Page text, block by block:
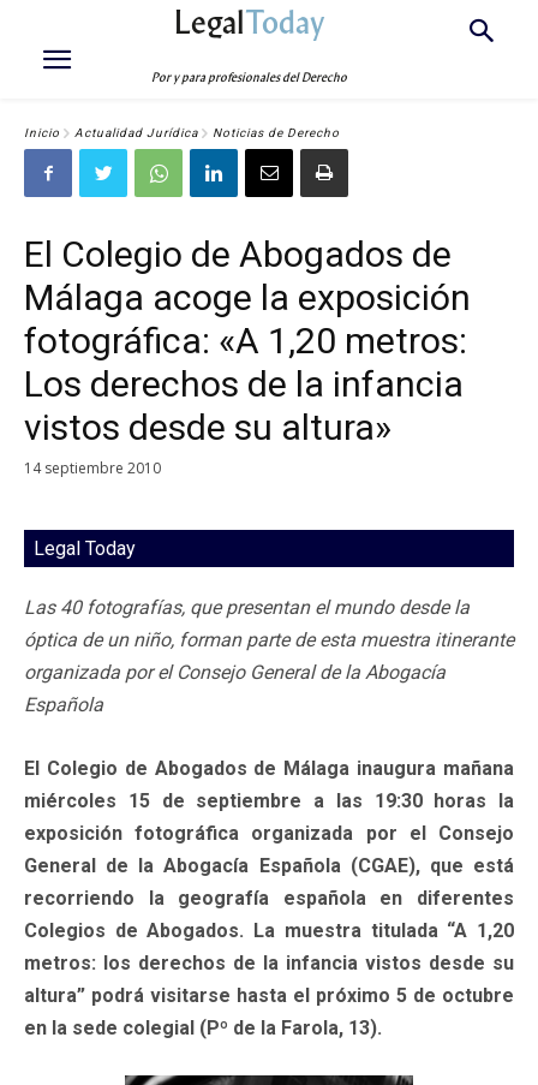
LegalToday
Por y para profesionales del Derecho
Inicio Actualidad Jurídica Noticias de Derecho
El Colegio de Abogados de
Málaga acoge la exposición
fotográfica: «A 1,20 metros:
Los derechos de la infancia
vistos desde su altura»
14 septiembre 2010
Legal Today
Las 40 fotografías, que presentan el mundo desde la
óptica de un niño, forman parte de esta muestra itinerante
organizada por el Consejo General de la Abogacía
Española
El Colegio de Abogados de Málaga inaugura mañana
miércoles 15 de septiembre a las 19:30 horas la
exposición fotográfica organizada por el Consejo
General de la Abogacía Española (CGAE), que está
recorriendo la geografía española en diferentes
Colegios de Abogados. La muestra titulada “A 1,20
metros: los derechos de la infancia vistos desde su
altura” podrá visitarse hasta el próximo 5 de octubre
en la sede colegial (Pº de la Farola, 13).